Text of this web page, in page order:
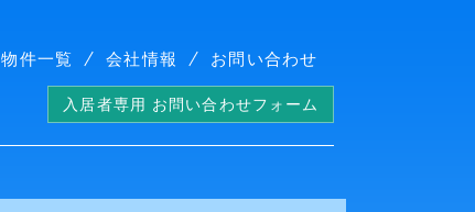
物件一覧 会社情報 お問い合わせ
入居者専用 お問い合わせフォーム